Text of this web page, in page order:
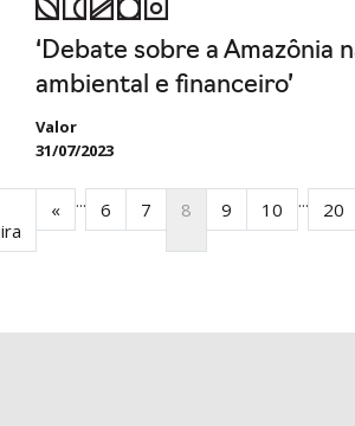
‘Debate sobre a Amazônia
ambiental e financeiro’
Valor
31/07/2023
« ... 6 7 8 9 10 ... 20